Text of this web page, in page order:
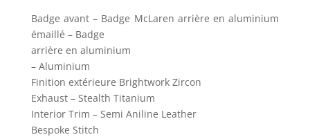
Badge avant – Badge McLaren arrière en aluminium
émaillé – Badge
arrière en aluminium
– Aluminium
Finition extérieure Brightwork Zircon
Exhaust – Stealth Titanium
Interior Trim – Semi Aniline Leather
Bespoke Stitch